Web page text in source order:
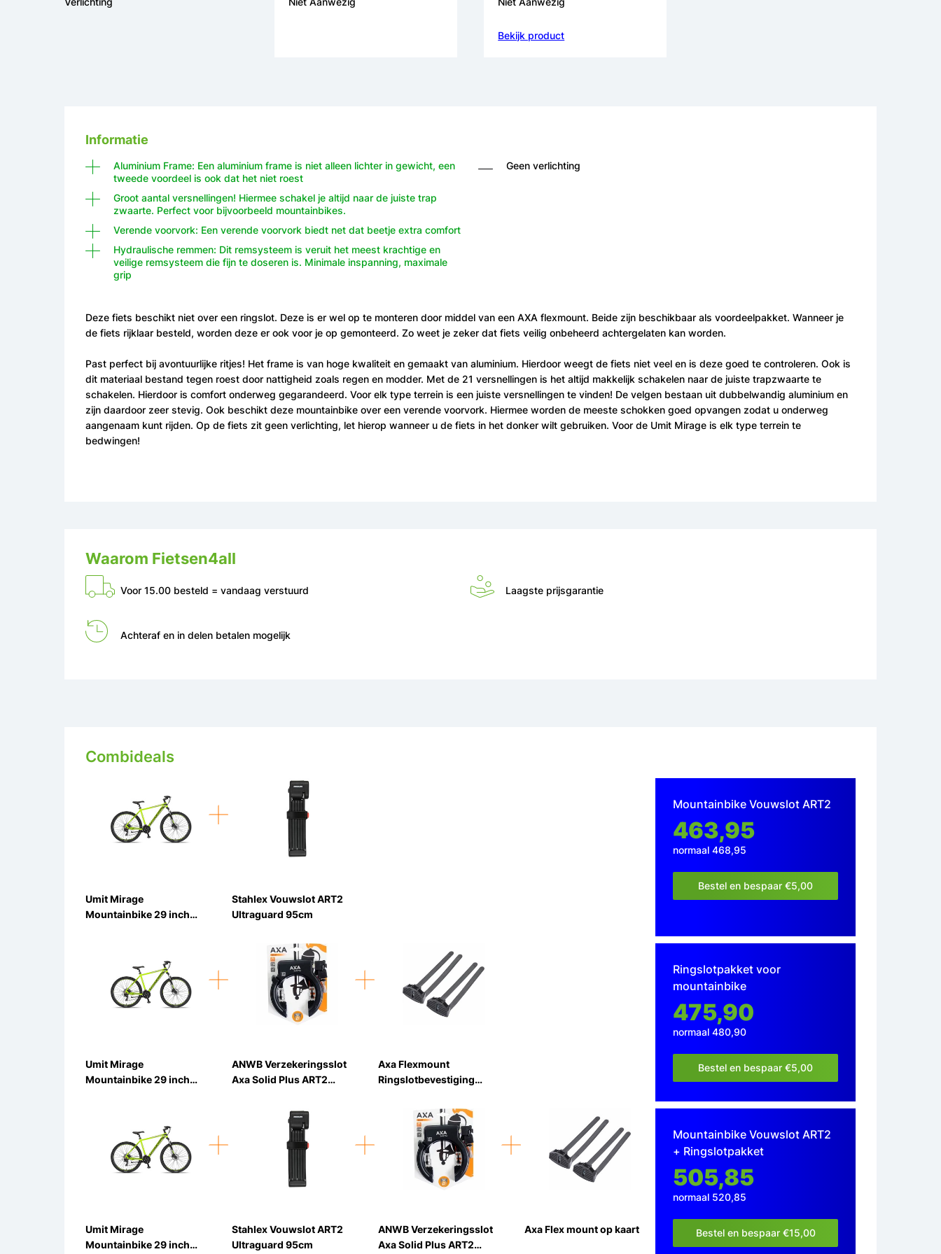
Bekijk product
Waarom Fietsen4all
Voor 15.00 besteld = vandaag verstuurd Laagste prijsgarantie
Achteraf en in delen betalen mogelijk
Combideals
Umit Mirage
Mountainbike 29 inch
Stahlex Vouwslot ART2
Ultraguard 95cm
Mountainbike Vouwslot ART2
463,95
normaal 468,95
Bestel en bespaar €5,00
Umit Mirage
Mountainbike 29 inch
ANWB Verzekeringsslot
Axa Solid Plus ART2
Axa Flexmount
Ringslotbevestiging
Ringslotpakket voor
mountainbike
475,90
normaal 480,90
Bestel en bespaar €5,00
Umit Mirage
Mountainbike 29 inch
Stahlex Vouwslot ART2
Ultraguard 95cm
ANWB Verzekeringsslot
Axa Solid Plus ART2
Axa Flex mount op kaart
Mountainbike Vouwslot ART2
+ Ringslotpakket
505,85
normaal 520,85
Bestel en bespaar €15,00
Informatie
Aluminium Frame: Een aluminium frame is niet alleen lichter in gewicht, een
tweede voordeel is ook dat het niet roest
Groot aantal versnellingen! Hiermee schakel je altijd naar de juiste trap
zwaarte. Perfect voor bijvoorbeeld mountainbikes.
Verende voorvork: Een verende voorvork biedt net dat beetje extra comfort
Hydraulische remmen: Dit remsysteem is veruit het meest krachtige en
veilige remsysteem die fijn te doseren is. Minimale inspanning, maximale
grip
Geen verlichting
Deze fiets beschikt niet over een ringslot. Deze is er wel op te monteren door middel van een AXA flexmount. Beide zijn beschikbaar als voordeelpakket. Wanneer je
de fiets rijklaar besteld, worden deze er ook voor je op gemonteerd. Zo weet je zeker dat fiets veilig onbeheerd achtergelaten kan worden.
Past perfect bij avontuurlijke ritjes! Het frame is van hoge kwaliteit en gemaakt van aluminium. Hierdoor weegt de fiets niet veel en is deze goed te controleren. Ook is
dit materiaal bestand tegen roest door nattigheid zoals regen en modder. Met de 21 versnellingen is het altijd makkelijk schakelen naar de juiste trapzwaarte te
schakelen. Hierdoor is comfort onderweg gegarandeerd. Voor elk type terrein is een juiste versnellingen te vinden! De velgen bestaan uit dubbelwandig aluminium en
zijn daardoor zeer stevig. Ook beschikt deze mountainbike over een verende voorvork. Hiermee worden de meeste schokken goed opvangen zodat u onderweg
aangenaam kunt rijden. Op de fiets zit geen verlichting, let hierop wanneer u de fiets in het donker wilt gebruiken. Voor de Umit Mirage is elk type terrein te
bedwingen!